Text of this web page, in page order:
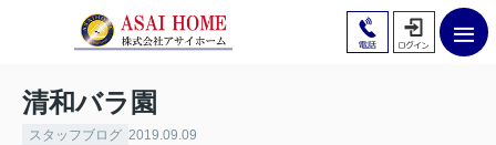
清和バラ園
スタッフブログ 2019.09.09